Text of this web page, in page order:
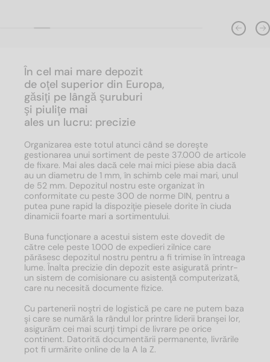
În cel mai mare depozit
de oţel superior din Europa,
găsiţi pe lângă şuruburi
şi piuliţe mai
ales un lucru: precizie
Organizarea este totul atunci când se doreşte
gestionarea unui sortiment de peste 37.000 de articole
de fixare. Mai ales dacă cele mai mici piese abia dacă
au un diametru de 1 mm, în schimb cele mai mari, unul
de 52 mm. Depozitul nostru este organizat în
conformitate cu peste 300 de norme DIN, pentru a
putea pune rapid la dispoziţie piesele dorite în ciuda
dinamicii foarte mari a sortimentului.
Buna funcţionare a acestui sistem este dovedit de
către cele peste 1.000 de expedieri zilnice care
părăsesc depozitul nostru pentru a fi trimise în întreaga
lume. Înalta precizie din depozit este asigurată printr-
un sistem de comisionare cu asistenţă computerizată,
care nu necesită documente fizice.
Cu partenerii noştri de logistică pe care ne putem baza
şi care se numără la rândul lor printre liderii branşei lor,
asigurăm cei mai scurţi timpi de livrare pe orice
continent. Datorită documentării permanente, livrările
pot fi urmărite online de la A la Z.